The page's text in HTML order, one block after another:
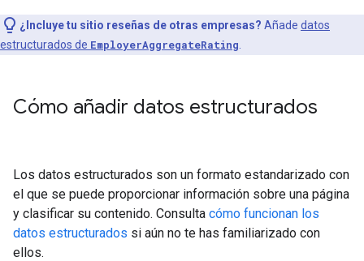
¿Incluye tu sitio reseñas de otras empresas? Añade datos
estructurados de EmployerAggregateRating
Cómo añadir datos estructurados
Los datos estructurados son un formato estandarizado con
el que se puede proporcionar información sobre una página
y clasificar su contenido. Consulta cómo funcionan los
datos estructurados si aún no te has familiarizado con
ellos.